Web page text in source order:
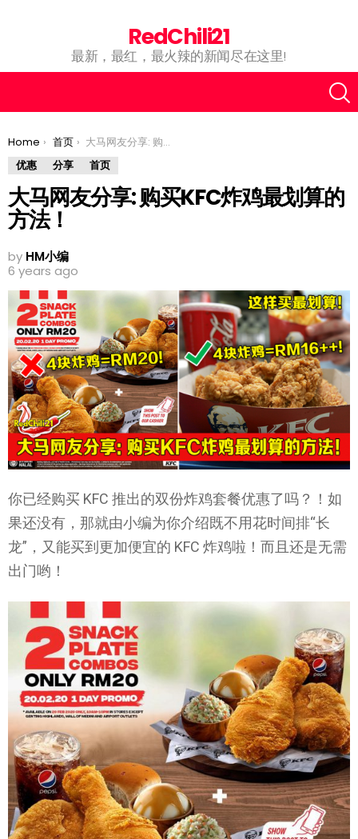
RedChili21
最新，最红，最火辣的新闻尽在这里!
You are here:
Home 首页
大马网友分享: 购买KFC炸鸡最划算的方法！
优惠
分享 首页
大马网友分享: 购买KFC炸鸡最划算的
方法！
by HM小编
6 years ago
你已经购买 KFC 推出的双份炸鸡套餐优惠了吗？！如
果还没有，那就由小编为你介绍既不用花时间排“长
龙”，又能买到更加便宜的 KFC 炸鸡啦！而且还是无需
出门哟！